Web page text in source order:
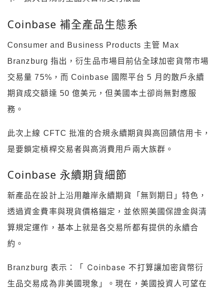
Coinbase 補全產品生態系
Consumer and Business Products 主管 Max
Branzburg 指出，衍生品市場目前佔全球加密貨幣市場
交易量 75%，而 Coinbase 國際平台 5 月的散戶永續
期貨成交額達 50 億美元，但美國本土卻尚無對應服
務。
此次上線 CFTC 批准的合規永續期貨與高回饋信用卡，
是要鎖定槓桿交易者與高消費用戶兩大族群。
Coinbase 永續期貨細節
新產品在設計上沿用離岸永續期貨「無到期日」特色，
透過資金費率與現貨價格錨定，並依照美國保證金與清
算規定運作，基本上就是各交易所都有提供的永續合
約。
Branzburg 表示：
「 Coinbase 不打算讓加密貨幣衍
生品交易成為非美國現象」。現在， 美國投資人可望在